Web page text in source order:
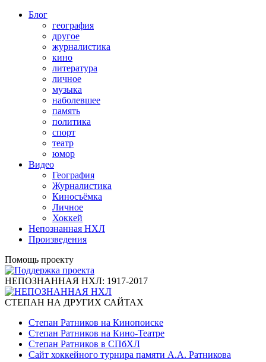
Блог
география
другое
журналистика
кино
литература
личное
музыка
наболевшее
память
политика
спорт
театр
юмор
Видео
География
Журналистика
Киносъёмка
Личное
Хоккей
Непознанная НХЛ
Произведения
Помощь проекту
НЕПОЗНАННАЯ НХЛ: 1917-2017
СТЕПАН НА ДРУГИХ САЙТАХ
Степан Ратников на Кинопоиске
Степан Ратников на Кино-Театре
Степан Ратников в СПбХЛ
Сайт хоккейного турнира памяти А.А. Ратникова